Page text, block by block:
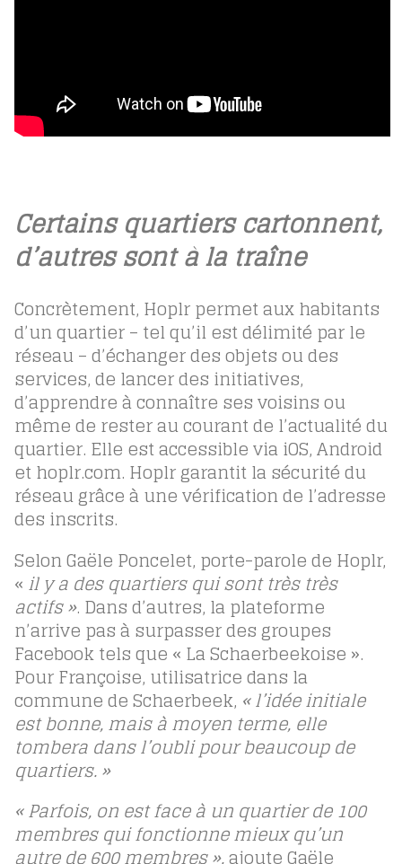
Certains quartiers cartonnent,
d’autres sont à la traîne
Concrètement, Hoplr permet aux habitants
d’un quartier – tel qu’il est délimité par le
réseau – d’échanger des objets ou des
services, de lancer des initiatives,
d’apprendre à connaître ses voisins ou
même de rester au courant de l’actualité du
quartier. Elle est accessible via iOS, Android
et hoplr.com. Hoplr garantit la sécurité du
réseau grâce à une vérification de l’adresse
des inscrits.
Selon Gaële Poncelet, porte-parole de Hoplr,
« il y a des quartiers qui sont très très
actifs ». Dans d’autres, la plateforme
n’arrive pas à surpasser des groupes
Facebook tels que « La Schaerbeekoise ».
Pour Françoise, utilisatrice dans la
commune de Schaerbeek, « l’idée initiale
est bonne, mais à moyen terme, elle
tombera dans l’oubli pour beaucoup de
quartiers. »
« Parfois, on est face à un quartier de 100
membres qui fonctionne mieux qu’un
autre de 600 membres »,ajoute Gaële